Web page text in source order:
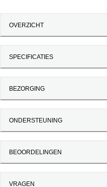
OVERZICHT
SPECIFICATIES
BEZORGING
ONDERSTEUNING
BEOORDELINGEN
VRAGEN